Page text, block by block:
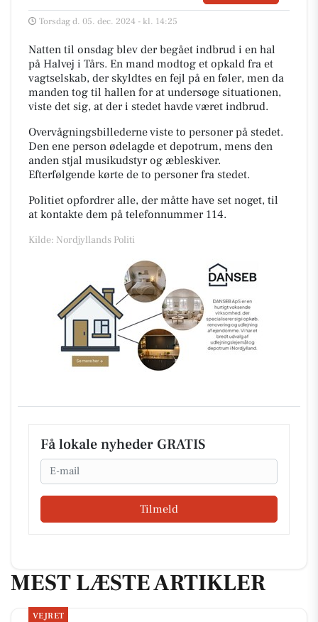
Torsdag d. 05. dec. 2024 - kl. 14:25
Natten til onsdag blev der begået indbrud i en hal
på Halvej i Tårs. En mand modtog et opkald fra et
vagtselskab, der skyldtes en fejl på en føler, men da
manden tog til hallen for at undersøge situationen,
viste det sig, at der i stedet havde været indbrud.
Overvågningsbillederne viste to personer på stedet.
Den ene person ødelagde et depotrum, mens den
anden stjal musikudstyr og æbleskiver.
Efterfølgende kørte de to personer fra stedet.
Politiet opfordrer alle, der måtte have set noget, til
at kontakte dem på telefonnummer 114.
Kilde: Nordjyllands Politi
Få lokale nyheder GRATIS
Email
Tilmeld
MEST LÆSTE ARTIKLER
VEJRET